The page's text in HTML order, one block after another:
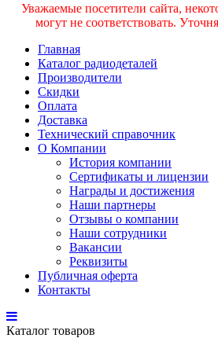
Уважаемые посетители сайта,
могут не соответствовать.
Главная
Каталог радиодеталей
Производители
Скидки
Оплата
Доставка
Технический справочник
О Компании
История компании
Сертификаты и лицензии
Награды и достижения
Наши партнеры
Отзывы о компании
Наши сотрудники
Вакансии
Реквизиты
Публичная оферта
Контакты
Каталог товаров